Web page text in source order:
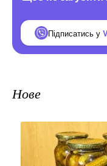
Підписатись у
Нове